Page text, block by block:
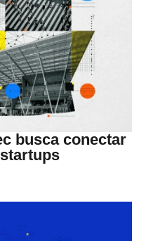
busca conectar